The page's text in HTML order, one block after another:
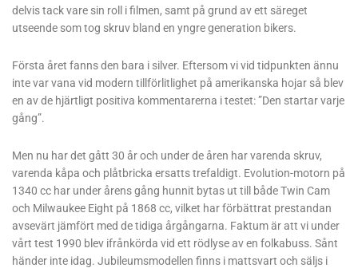
delvis tack vare sin roll i filmen, samt på grund av ett säreget
utseende som tog skruv bland en yngre generation bikers.
Första året fanns den bara i silver. Eftersom vi vid tidpunkten ännu
inte var vana vid modern tillförlitlighet på amerikanska hojar så blev
en av de hjärtligt positiva kommentarerna i testet: ”Den startar varje
gång”.
Men nu har det gått 30 år och under de åren har varenda skruv,
varenda kåpa och plåtbricka ersatts trefaldigt. Evolution-motorn på
1340 cc har under årens gång hunnit bytas ut till både Twin Cam
och Milwaukee Eight på 1868 cc, vilket har förbättrat prestandan
avsevärt jämfört med de tidiga årgångarna. Faktum är att vi under
vårt test 1990 blev ifrånkörda vid ett rödlyse av en folkabuss. Sånt
händer inte idag. Jubileumsmodellen finns i mattsvart och säljs i